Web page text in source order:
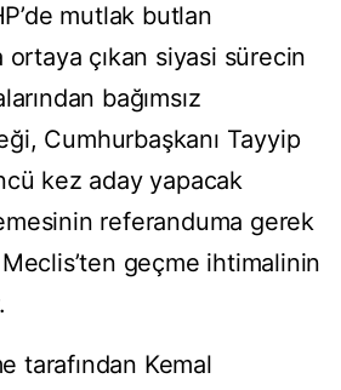
mutlak butlan
ortaya çıkan siyasi sürecin
bağımsız
Cumhurbaşkanı Tayyip
kez aday yapacak
referanduma gerek
geçme ihtimalinin
tarafından Kemal